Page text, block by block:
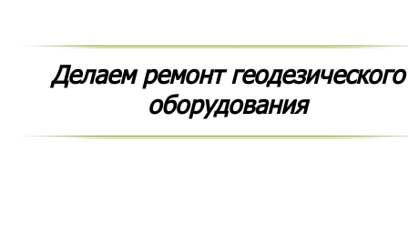
Делаем ремонт геодезического
оборудования